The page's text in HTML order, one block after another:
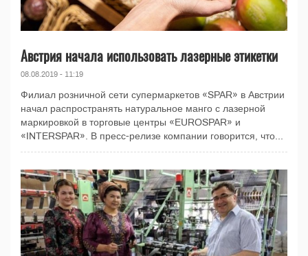
Австрия начала использовать лазерные этикетки
08.08.2019 - 11:19
Филиал розничной сети супермаркетов «SPAR» в Австрии
начал распространять натуральное манго с лазерной
маркировкой в торговые центры «EUROSPAR» и
«INTERSPAR». В пресс-релизе компании говорится, что...